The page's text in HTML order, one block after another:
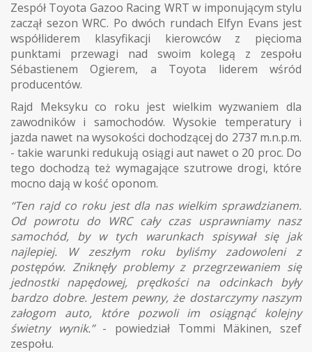
Zespół Toyota Gazoo Racing WRT w imponującym stylu
zaczął sezon WRC. Po dwóch rundach Elfyn Evans jest
współliderem klasyfikacji kierowców z pięcioma
punktami przewagi nad swoim kolegą z zespołu
Sébastienem Ogierem, a Toyota liderem wśród
producentów.
Rajd Meksyku co roku jest wielkim wyzwaniem dla
zawodników i samochodów. Wysokie temperatury i
jazda nawet na wysokości dochodzącej do 2737 m.n.p.m.
- takie warunki redukują osiągi aut nawet o 20 proc. Do
tego dochodzą też wymagające szutrowe drogi, które
mocno dają w kość oponom.
“Ten rajd co roku jest dla nas wielkim sprawdzianem.
Od powrotu do WRC cały czas usprawniamy nasz
samochód, by w tych warunkach spisywał się jak
najlepiej. W zeszłym roku byliśmy zadowoleni z
postępów. Zniknęły problemy z przegrzewaniem się
jednostki napędowej, prędkości na odcinkach były
bardzo dobre. Jestem pewny, że dostarczymy naszym
załogom auto, które pozwoli im osiągnąć kolejny
świetny wynik.”- powiedział Tommi Mäkinen, szef
zespołu.